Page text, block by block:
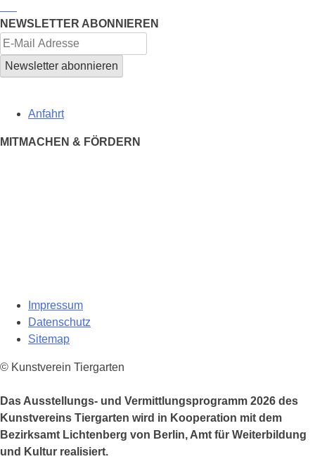
NEWSLETTER ABONNIEREN
Anfahrt
MITMACHEN & FÖRDERN
Impressum
Datenschutz
Sitemap
© Kunstverein Tiergarten
Das Ausstellungs- und Vermittlungsprogramm 2026 des
Kunstvereins Tiergarten wird in Kooperation mit dem
Bezirksamt Lichtenberg von Berlin, Amt für Weiterbildung
und Kultur realisiert.